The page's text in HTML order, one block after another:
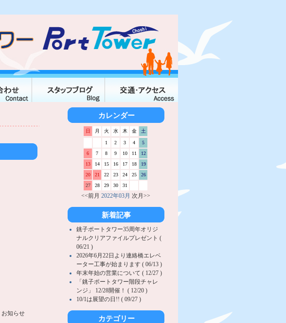
お知らせ
カレンダー
日 月 火 水 木 金 土
1 2 3 4
5
6
7 8 9 10 11
12
13
14 15 16 17 18
19
20
21 22 23 24 25
26
27
28 29 30 31
<<前月 2022年03月 次月>>
新着記事
銚子ポートタワー35周年オリジ
ナルクリアファイルプレゼント (
06/21 )
2026年6月22日より連絡橋エレベ
ーター工事が始まります ( 06/13 )
年末年始の営業について ( 12/27 )
「銚子ポートタワー階段チャレ
ンジ」 12/28開催！ ( 12/20 )
10/1は展望の日!! ( 09/27 )
カテゴリー